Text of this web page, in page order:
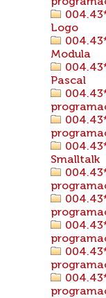
Logo
Modula
Pascal
Smalltalk